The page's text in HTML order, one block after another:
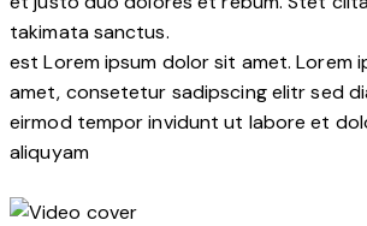
takimata sanctus.
est Lorem ipsum dolor sit amet. Lorem
amet, consetetur sadipscing elitr sed
eirmod tempor invidunt ut labore et
aliquyam